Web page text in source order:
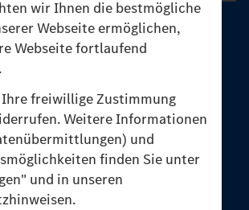
wir Ihnen die bestmögliche
Webseite ermöglichen,
Webseite fortlaufend
Ihre freiwillige Zustimmung
Weitere Informationen
und
finden Sie unter
und in unseren